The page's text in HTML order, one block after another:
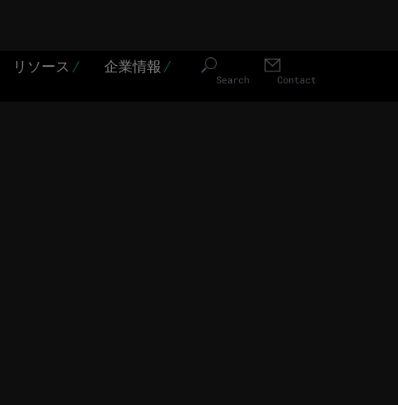
リソース / 企業情報 /
Search Contact